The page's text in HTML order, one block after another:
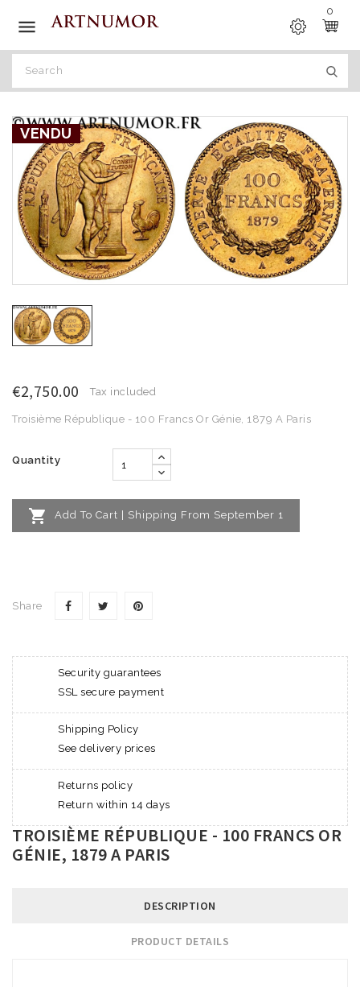

0
VENDU
€2,750.00 Tax included
Troisième République - 100 Francs Or Génie, 1879 A Paris
Quantity
 Add To Cart | Shipping From September 1
Share
Security guarantees
SSL secure payment
Shipping Policy
See delivery prices
Returns policy
Return within 14 days
TROISIÈME RÉPUBLIQUE - 100 FRANCS OR
GÉNIE, 1879 A PARIS
DESCRIPTION
PRODUCT DETAILS